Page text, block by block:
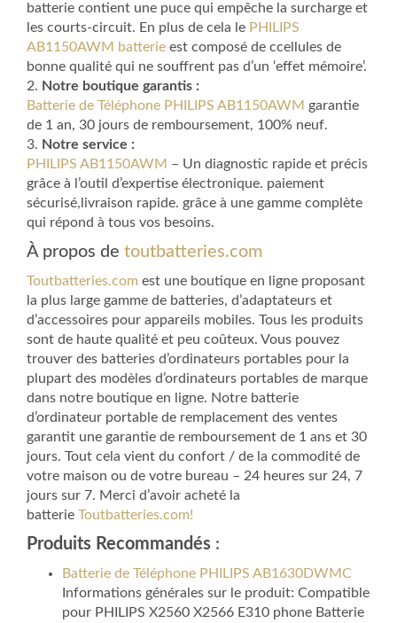
batterie contient une puce qui empêche la surcharge et
les courts-circuit. En plus de cela le PHILIPS
AB1150AWM batterie est composé de ccellules de
bonne qualité qui ne souffrent pas d’un ‘effet mémoire’.
2. Notre boutique garantis :
Batterie de Téléphone PHILIPS AB1150AWM garantie
de 1 an, 30 jours de remboursement, 100% neuf.
3. Notre service :
PHILIPS AB1150AWM – Un diagnostic rapide et précis
grâce à l’outil d’expertise électronique. paiement
sécurisé,livraison rapide. grâce à une gamme complète
qui répond à tous vos besoins.
À propos de toutbatteries.com
Toutbatteries.com est une boutique en ligne proposant
la plus large gamme de batteries, d’adaptateurs et
d’accessoires pour appareils mobiles. Tous les produits
sont de haute qualité et peu coûteux. Vous pouvez
trouver des batteries d’ordinateurs portables pour la
plupart des modèles d’ordinateurs portables de marque
dans notre boutique en ligne. Notre batterie
d’ordinateur portable de remplacement des ventes
garantit une garantie de remboursement de 1 ans et 30
jours. Tout cela vient du confort / de la commodité de
votre maison ou de votre bureau – 24 heures sur 24, 7
jours sur 7. Merci d’avoir acheté la
batterie Toutbatteries.com!
Produits Recommandés :
Batterie de Téléphone PHILIPS AB1630DWMC
Informations générales sur le produit: Compatible
pour PHILIPS X2560 X2566 E310 phone Batterie